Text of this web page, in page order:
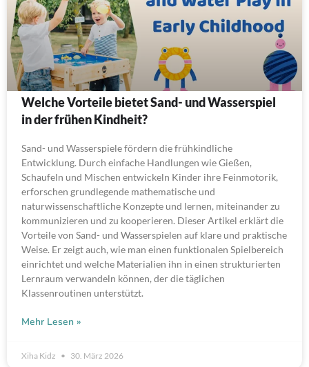
Welche Vorteile bietet Sand- und Wasserspiel
in der frühen Kindheit?
Sand- und Wasserspiele fördern die frühkindliche
Entwicklung. Durch einfache Handlungen wie Gießen,
Schaufeln und Mischen entwickeln Kinder ihre Feinmotorik,
erforschen grundlegende mathematische und
naturwissenschaftliche Konzepte und lernen, miteinander zu
kommunizieren und zu kooperieren. Dieser Artikel erklärt die
Vorteile von Sand- und Wasserspielen auf klare und praktische
Weise. Er zeigt auch, wie man einen funktionalen Spielbereich
einrichtet und welche Materialien ihn in einen strukturierten
Lernraum verwandeln können, der die täglichen
Klassenroutinen unterstützt.
Mehr Lesen »
Xiha Kidz 30. März 2026